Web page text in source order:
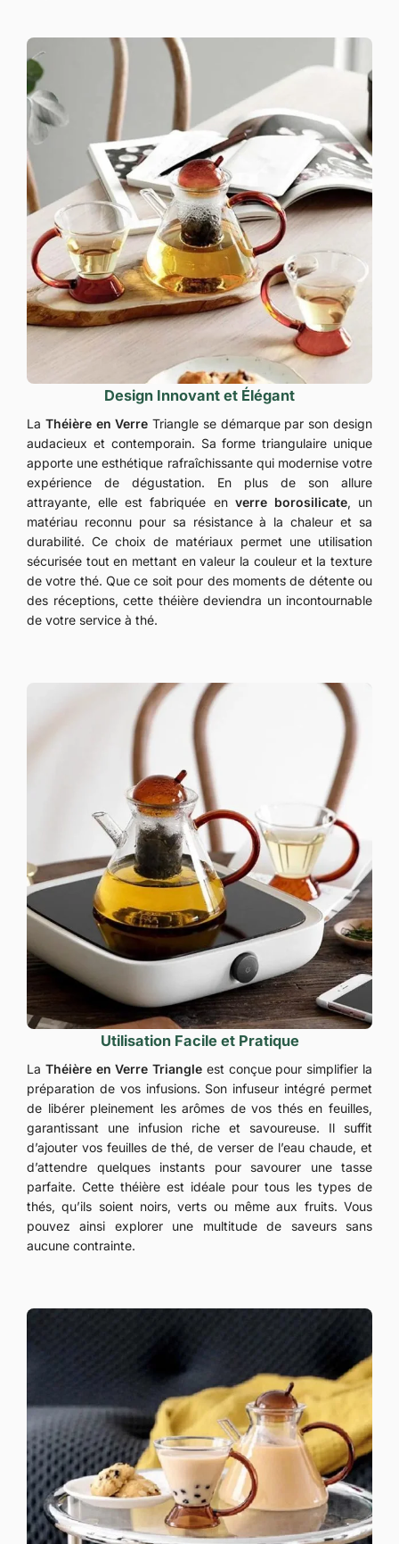
Design Innovant et Élégant
La Théière en Verre Triangle se démarque par son design
audacieux et contemporain. Sa forme triangulaire unique
apporte une esthétique rafraîchissante qui modernise votre
expérience de dégustation. En plus de son allure
attrayante, elle est fabriquée en verre borosilicate, un
matériau reconnu pour sa résistance à la chaleur et sa
durabilité. Ce choix de matériaux permet une utilisation
sécurisée tout en mettant en valeur la couleur et la texture
de votre thé. Que ce soit pour des moments de détente ou
des réceptions, cette théière deviendra un incontournable
de votre service à thé.
Utilisation Facile et Pratique
La Théière en Verre Triangle est conçue pour simplifier la
préparation de vos infusions. Son infuseur intégré permet
de libérer pleinement les arômes de vos thés en feuilles,
garantissant une infusion riche et savoureuse. Il suffit
d’ajouter vos feuilles de thé, de verser de l’eau chaude, et
d’attendre quelques instants pour savourer une tasse
parfaite. Cette théière est idéale pour tous les types de
thés, qu’ils soient noirs, verts ou même aux fruits. Vous
pouvez ainsi explorer une multitude de saveurs sans
aucune contrainte.